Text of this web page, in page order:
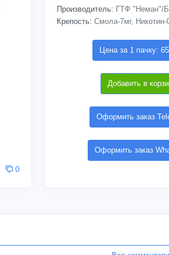
0
Производитель: ГТФ "Неман"/
Крепость: Смола-7мг, Никотин-
Цена за 1 пачку:
Добавить в
Оформить заказ
Оформить заказ